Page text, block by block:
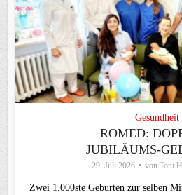
Gesundheit
ROMED:
JUBILÄUMS-
29. Juli 2026 von Toni
Zwei 1.000ste Geburten zur selben